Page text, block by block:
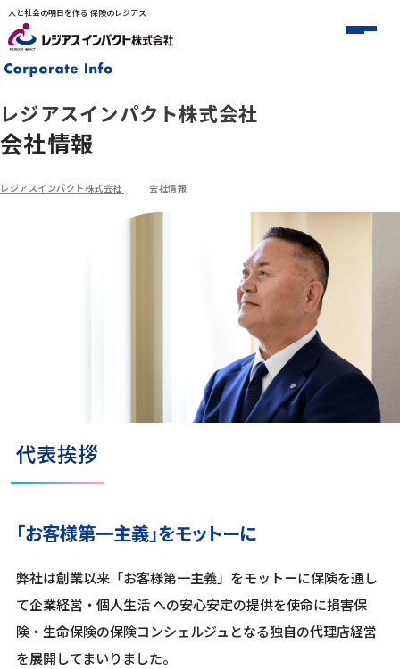
人と社会の明日を作る 保険のレジアス
レジアスインパクト株式会社
会社情報
レジアスインパクト株式会社 会社情報
代表挨拶
「お客様第一主義」をモットーに
弊社は創業以来「お客様第一主義」をモットーに保険を通し
て企業経営・個人生活 への安心安定の提供を使命に損害保
険・生命保険の保険コンシェルジュとなる独自の代理店経営
を展開してまいりました。